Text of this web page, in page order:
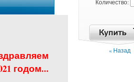
годом...
Количество:
« Назад